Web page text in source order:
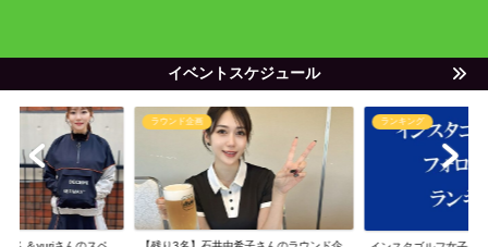
イベントスケジュール
ラウンド企画 ランキング